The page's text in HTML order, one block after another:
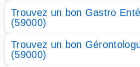
Trouvez un bon Gastro
(59000)
Trouvez un bon
(59000)